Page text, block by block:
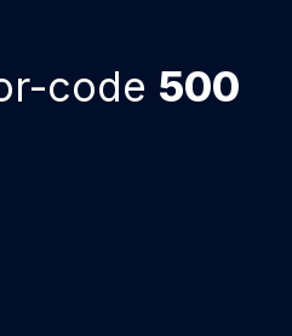
code 500